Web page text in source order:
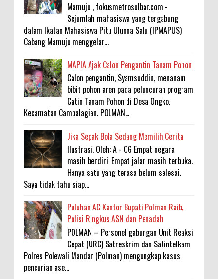
Mamuju , fokusmetrosulbar.com -
Sejumlah mahasiswa yang tergabung
dalam Ikatan Mahasiswa Pitu Ulunna Salu (IPMAPUS)
Cabang Mamuju menggelar...
MAPIA Ajak Calon Pengantin Tanam Pohon
Calon pengantin, Syamsuddin, menanam
bibit pohon aren pada peluncuran program
Catin Tanam Pohon di Desa Ongko,
Kecamatan Campalagian. POLMAN...
Jika Sepak Bola Sedang Memilih Cerita
Ilustrasi. Oleh: A - 06 Empat negara
masih berdiri. Empat jalan masih terbuka.
Hanya satu yang terasa belum selesai.
Saya tidak tahu siap...
Puluhan AC Kantor Bupati Polman Raib,
Polisi Ringkus ASN dan Penadah
POLMAN – Personel gabungan Unit Reaksi
Cepat (URC) Satreskrim dan Satintelkam
Polres Polewali Mandar (Polman) mengungkap kasus
pencurian ase...